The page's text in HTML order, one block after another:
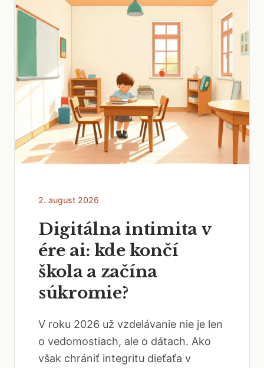
2. august 2026
Digitálna intimita v
ére ai: kde končí
škola a začína
súkromie?
V roku 2026 už vzdelávanie nie je len
o vedomostiach, ale o dátach. Ako
však chrániť integritu dieťaťa v